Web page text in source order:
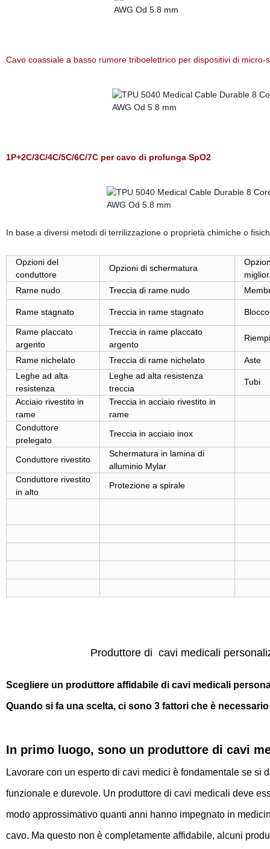
Cavo coassiale a basso rumore triboelettrico per dispositivi di micro-
1P+2C/3C/4C/5C/6C/7C per cavo di prolunga SpO2
In base a diversi metodi di terrilizzazione o proprietà chimiche o
Opzioni del
conduttore
Opzioni di schermatura
Rame nudo
Treccia di rame nudo
Rame stagnato Treccia in rame stagnato
Rame placcato
argento
Treccia in rame placcato
argento
Rame nichelato Treccia di rame nichelato
Aste
Leghe ad alta
resistenza
Leghe ad alta resistenza
treccia
Tubi
Acciaio rivestito in
rame
Treccia in acciaio rivestito in
rame
Conduttore
prelegato
Treccia in acciaio inox
Conduttore rivestito
Schermatura in lamina di
alluminio Mylar
Conduttore rivestito
in alto
Protezione a spirale
Produttore di cavi medicali
Scegliere un produttore affidabile di cavi medicali
Quando si fa una scelta, ci sono 3 fattori che è
In primo luogo, sono un produttore di cavi
Lavorare con un esperto di cavi medici è fondamentale se
funzionale e durevole. Un produttore di cavi medicali deve
modo approssimativo quanti anni hanno impegnato in
cavo. Ma questo non è completamente affidabile, alcuni